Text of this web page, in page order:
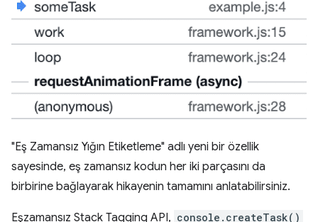
"Eş Zamansız Yığın Etiketleme" adlı yeni bir özellik
sayesinde, eş zamansız kodun her iki parçasını da
birbirine bağlayarak hikayenin tamamını anlatabilirsiniz.
Eşzamansız Stack Tagging API, console.createTask()